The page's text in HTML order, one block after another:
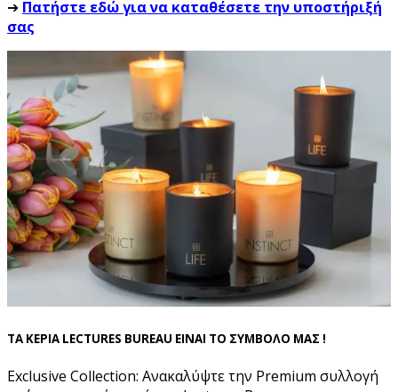
➔ Πατήστε εδώ για να καταθέσετε την υποστήριξή
σας
ΤΑ ΚΕΡΙΑ LECTURES BUREAU ΕΙΝΑΙ ΤΟ ΣΥΜΒΟΛΟ ΜΑΣ !
Exclusive Collection: Ανακαλύψτε την Premium συλλογή